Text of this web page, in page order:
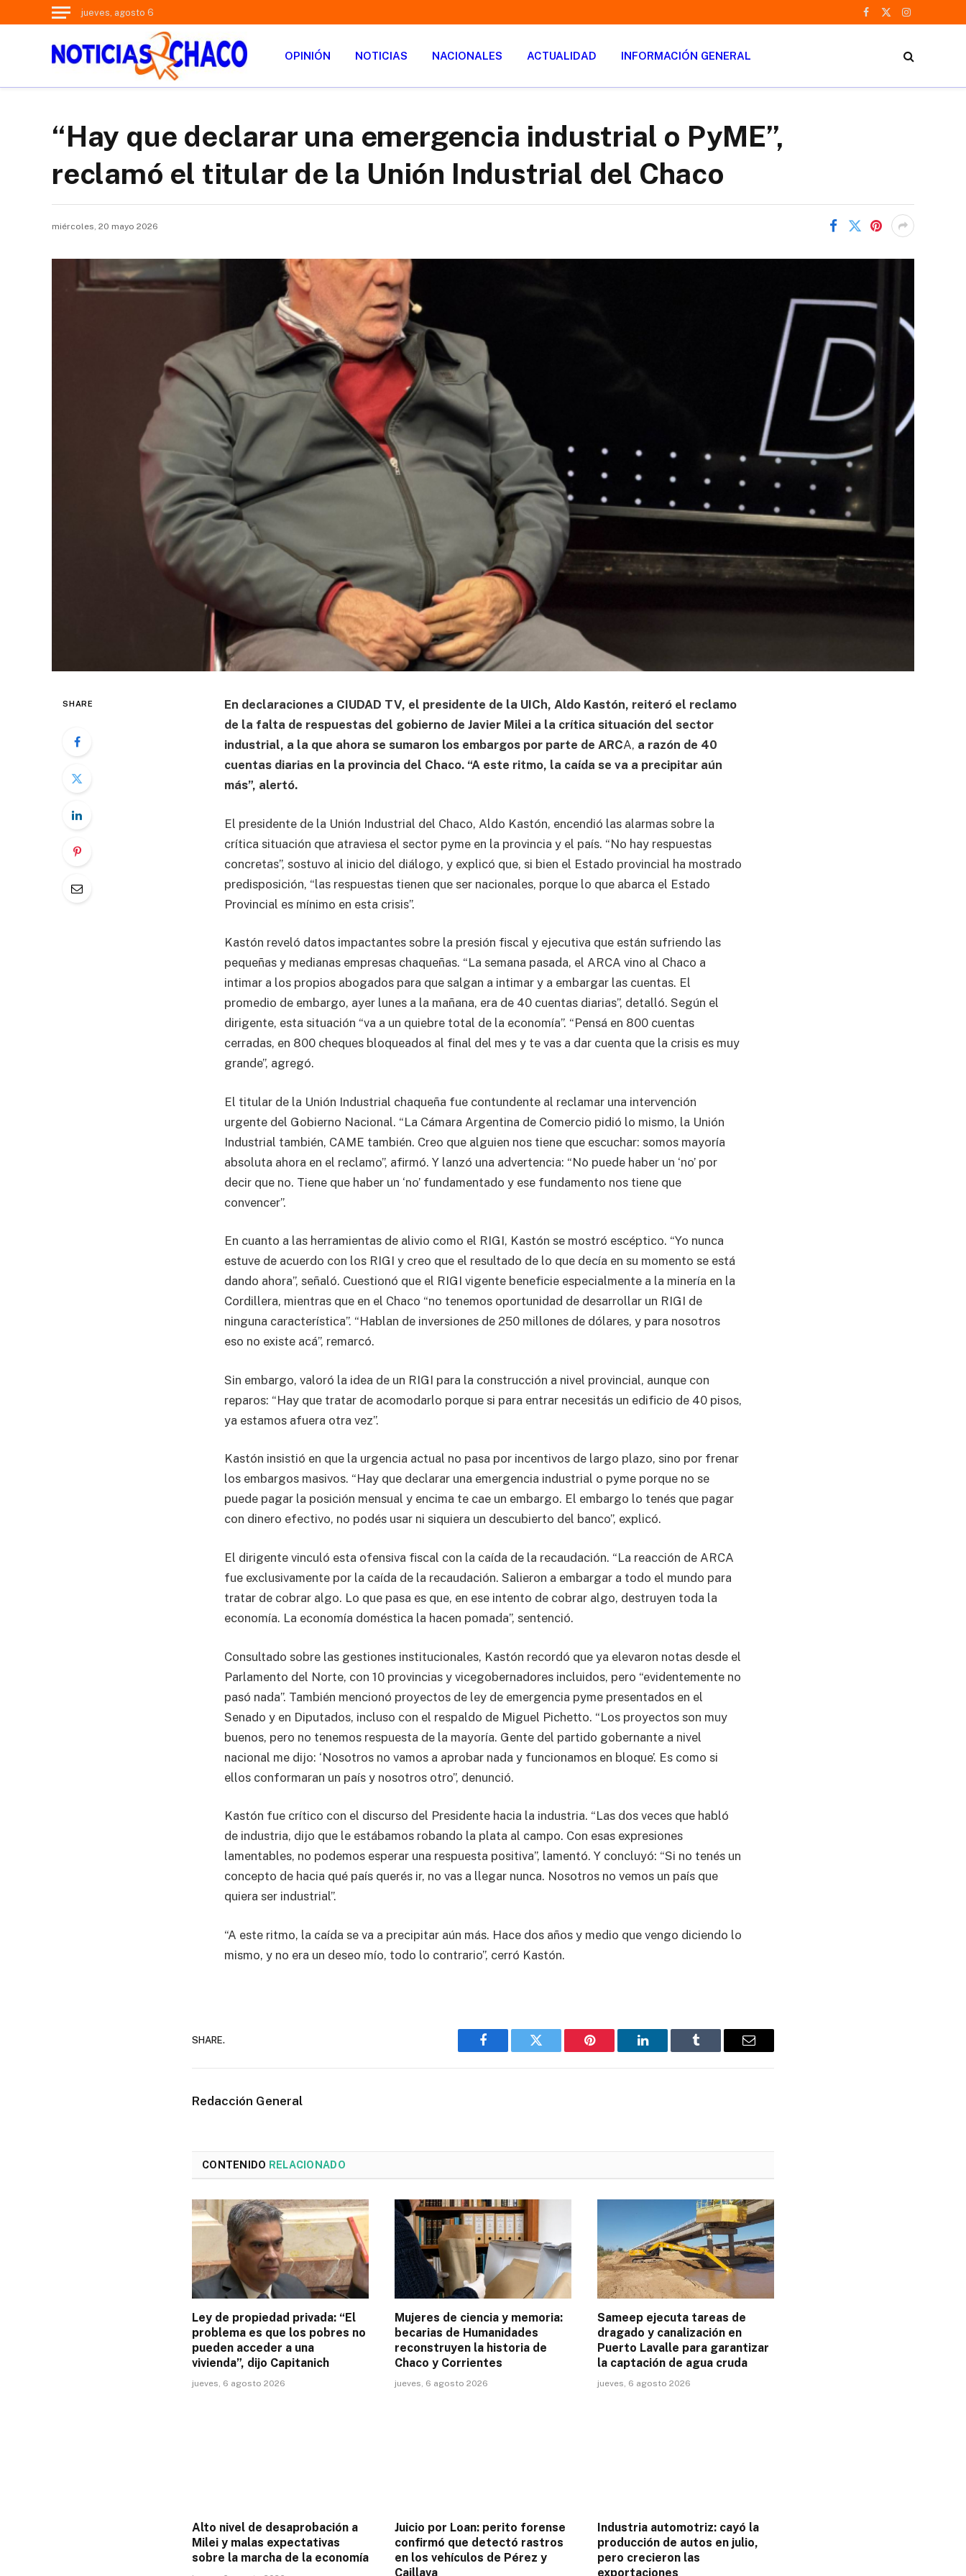
jueves, agosto 6
Facebook
X
Instagram
OPINIÓN NOTICIAS NACIONALES ACTUALIDAD INFORMACIÓN GENERAL
“Hay que declarar una emergencia industrial o PyME”,
reclamó el titular de la Unión Industrial del Chaco
miércoles, 20 mayo 2026
SHARE
En declaraciones a CIUDAD TV, el presidente de la UICh, Aldo Kastón, reiteró el reclamo
de la falta de respuestas del gobierno de Javier Milei a la crítica situación del sector
industrial, a la que ahora se sumaron los embargos por parte de ARCA, a razón de 40
cuentas diarias en la provincia del Chaco. “A este ritmo, la caída se va a precipitar aún
más”, alertó.
El presidente de la Unión Industrial del Chaco, Aldo Kastón, encendió las alarmas sobre la
crítica situación que atraviesa el sector pyme en la provincia y el país. “No hay respuestas
concretas”, sostuvo al inicio del diálogo, y explicó que, si bien el Estado provincial ha mostrado
predisposición, “las respuestas tienen que ser nacionales, porque lo que abarca el Estado
Provincial es mínimo en esta crisis”.
Kastón reveló datos impactantes sobre la presión fiscal y ejecutiva que están sufriendo las
pequeñas y medianas empresas chaqueñas. “La semana pasada, el ARCA vino al Chaco a
intimar a los propios abogados para que salgan a intimar y a embargar las cuentas. El
promedio de embargo, ayer lunes a la mañana, era de 40 cuentas diarias”, detalló. Según el
dirigente, esta situación “va a un quiebre total de la economía”. “Pensá en 800 cuentas
cerradas, en 800 cheques bloqueados al final del mes y te vas a dar cuenta que la crisis es muy
grande”, agregó.
El titular de la Unión Industrial chaqueña fue contundente al reclamar una intervención
urgente del Gobierno Nacional. “La Cámara Argentina de Comercio pidió lo mismo, la Unión
Industrial también, CAME también. Creo que alguien nos tiene que escuchar: somos mayoría
absoluta ahora en el reclamo”, afirmó. Y lanzó una advertencia: “No puede haber un ‘no’ por
decir que no. Tiene que haber un ‘no’ fundamentado y ese fundamento nos tiene que
convencer”.
En cuanto a las herramientas de alivio como el RIGI, Kastón se mostró escéptico. “Yo nunca
estuve de acuerdo con los RIGI y creo que el resultado de lo que decía en su momento se está
dando ahora”, señaló. Cuestionó que el RIGI vigente beneficie especialmente a la minería en la
Cordillera, mientras que en el Chaco “no tenemos oportunidad de desarrollar un RIGI de
ninguna característica”. “Hablan de inversiones de 250 millones de dólares, y para nosotros
eso no existe acá”, remarcó.
Sin embargo, valoró la idea de un RIGI para la construcción a nivel provincial, aunque con
reparos: “Hay que tratar de acomodarlo porque si para entrar necesitás un edificio de 40 pisos,
ya estamos afuera otra vez”.
Kastón insistió en que la urgencia actual no pasa por incentivos de largo plazo, sino por frenar
los embargos masivos. “Hay que declarar una emergencia industrial o pyme porque no se
puede pagar la posición mensual y encima te cae un embargo. El embargo lo tenés que pagar
con dinero efectivo, no podés usar ni siquiera un descubierto del banco”, explicó.
El dirigente vinculó esta ofensiva fiscal con la caída de la recaudación. “La reacción de ARCA
fue exclusivamente por la caída de la recaudación. Salieron a embargar a todo el mundo para
tratar de cobrar algo. Lo que pasa es que, en ese intento de cobrar algo, destruyen toda la
economía. La economía doméstica la hacen pomada”, sentenció.
Consultado sobre las gestiones institucionales, Kastón recordó que ya elevaron notas desde el
Parlamento del Norte, con 10 provincias y vicegobernadores incluidos, pero “evidentemente no
pasó nada”. También mencionó proyectos de ley de emergencia pyme presentados en el
Senado y en Diputados, incluso con el respaldo de Miguel Pichetto. “Los proyectos son muy
buenos, pero no tenemos respuesta de la mayoría. Gente del partido gobernante a nivel
nacional me dijo: ‘Nosotros no vamos a aprobar nada y funcionamos en bloque’. Es como si
ellos conformaran un país y nosotros otro”, denunció.
Kastón fue crítico con el discurso del Presidente hacia la industria. “Las dos veces que habló
de industria, dijo que le estábamos robando la plata al campo. Con esas expresiones
lamentables, no podemos esperar una respuesta positiva”, lamentó. Y concluyó: “Si no tenés un
concepto de hacia qué país querés ir, no vas a llegar nunca. Nosotros no vemos un país que
quiera ser industrial”.
“A este ritmo, la caída se va a precipitar aún más. Hace dos años y medio que vengo diciendo lo
mismo, y no era un deseo mío, todo lo contrario”, cerró Kastón.
SHARE.
Facebook Twitter Pinterest LinkedIn Tumblr Email
Redacción General
CONTENIDO RELACIONADO
Ley de propiedad privada: “El
problema es que los pobres no
pueden acceder a una
vivienda”, dijo Capitanich
jueves, 6 agosto 2026
Mujeres de ciencia y memoria:
becarias de Humanidades
reconstruyen la historia de
Chaco y Corrientes
jueves, 6 agosto 2026
Sameep ejecuta tareas de
dragado y canalización en
Puerto Lavalle para garantizar
la captación de agua cruda
jueves, 6 agosto 2026
Alto nivel de desaprobación a
Milei y malas expectativas
sobre la marcha de la economía
Juicio por Loan: perito forense
confirmó que detectó rastros
en los vehículos de Pérez y
Caillava
Industria automotriz: cayó la
producción de autos en julio,
pero crecieron las
exportaciones